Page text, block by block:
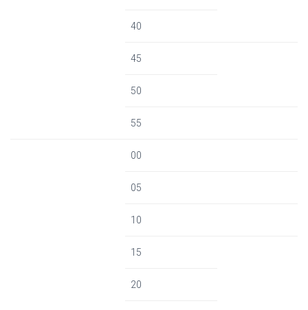
40
45
50
55
00
05
10
15
20